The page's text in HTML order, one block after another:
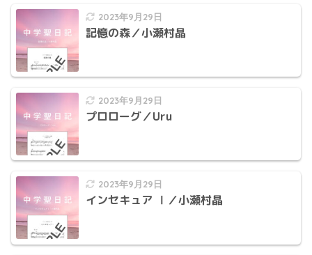
2023年9月29日
記憶の森／小瀬村晶
2023年9月29日
プロローグ／Uru
2023年9月29日
インセキュア Ⅰ／小瀬村晶